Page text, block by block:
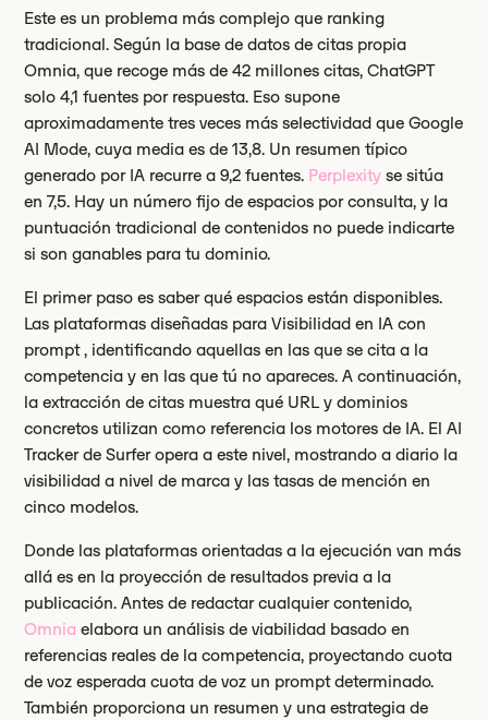
Este es un problema más complejo que ranking
tradicional. Según la base de datos de citas propia
Omnia, que recoge más de 42 millones citas, ChatGPT
solo 4,1 fuentes por respuesta. Eso supone
aproximadamente tres veces más selectividad que Google
AI Mode, cuya media es de 13,8. Un resumen típico
generado por IA recurre a 9,2 fuentes. Perplexity se sitúa
en 7,5. Hay un número fijo de espacios por consulta, y la
puntuación tradicional de contenidos no puede indicarte
si son ganables para tu dominio.
El primer paso es saber qué espacios están disponibles.
Las plataformas diseñadas para Visibilidad en IA con
prompt , identificando aquellas en las que se cita a la
competencia y en las que tú no apareces. A continuación,
la extracción de citas muestra qué URL y dominios
concretos utilizan como referencia los motores de IA. El AI
Tracker de Surfer opera a este nivel, mostrando a diario la
visibilidad a nivel de marca y las tasas de mención en
cinco modelos.
Donde las plataformas orientadas a la ejecución van más
allá es en la proyección de resultados previa a la
publicación. Antes de redactar cualquier contenido,
Omnia elabora un análisis de viabilidad basado en
referencias reales de la competencia, proyectando cuota
de voz esperada cuota de voz un prompt determinado.
También proporciona un resumen y una estrategia de